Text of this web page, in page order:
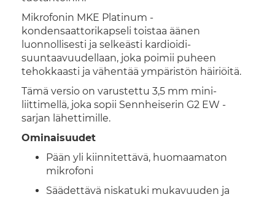
Mikrofonin MKE Platinum -
kondensaattorikapseli toistaa äänen
luonnollisesti ja selkeästi kardioidi-
suuntaavuudellaan, joka poimii puheen
tehokkaasti ja vähentää ympäristön häiriöitä.
Tämä versio on varustettu 3,5 mm mini-
liittimellä, joka sopii Sennheiserin G2 EW -
sarjan lähettimille.
Ominaisuudet
Pään yli kiinnitettävä, huomaamaton
mikrofoni
Säädettävä niskatuki mukavuuden ja